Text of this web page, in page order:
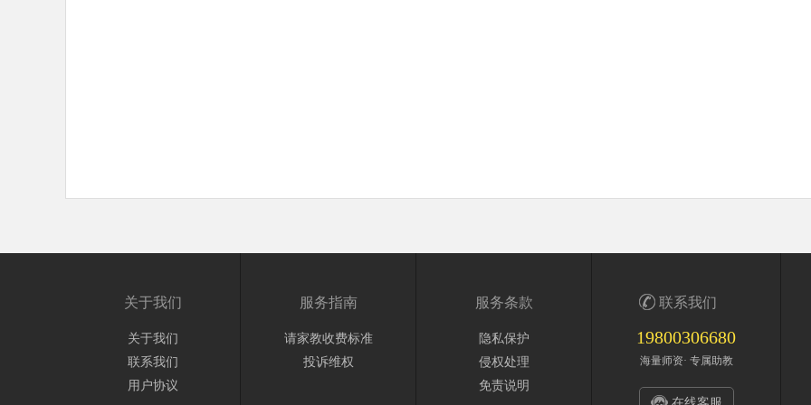
关于我们
关于我们
联系我们
用户协议
服务指南
请家教收费标准
投诉维权
服务条款
隐私保护
侵权处理
免责说明
联系我们
19800306680
海量师资· 专属助教